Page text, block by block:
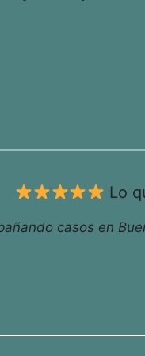
Lo
casos en